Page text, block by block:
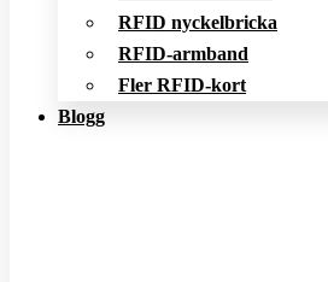
RFID nyckelbricka
RFID-armband
Fler RFID-kort
Blogg